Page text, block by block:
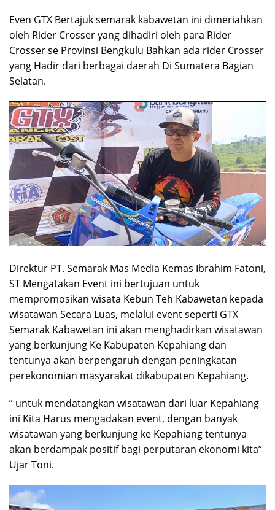
Even GTX Bertajuk semarak kabawetan ini dimeriahkan
oleh Rider Crosser yang dihadiri oleh para Rider
Crosser se Provinsi Bengkulu Bahkan ada rider Crosser
yang Hadir dari berbagai daerah Di Sumatera Bagian
Selatan.
Direktur PT. Semarak Mas Media Kemas Ibrahim Fatoni,
ST Mengatakan Event ini bertujuan untuk
mempromosikan wisata Kebun Teh Kabawetan kepada
wisatawan Secara Luas, melalui event seperti GTX
Semarak Kabawetan ini akan menghadirkan wisatawan
yang berkunjung Ke Kabupaten Kepahiang dan
tentunya akan berpengaruh dengan peningkatan
perekonomian masyarakat dikabupaten Kepahiang.
” untuk mendatangkan wisatawan dari luar Kepahiang
ini Kita Harus mengadakan event, dengan banyak
wisatawan yang berkunjung ke Kepahiang tentunya
akan berdampak positif bagi perputaran ekonomi kita”
Ujar Toni.